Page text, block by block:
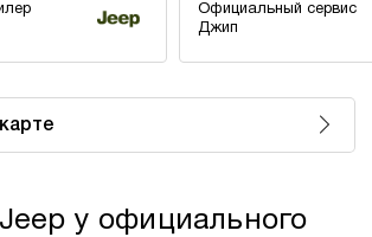
Официальный сервис
Джип
у официального